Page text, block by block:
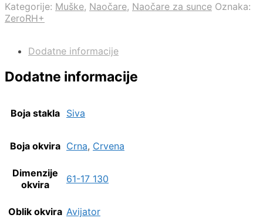
Kategorije: Muške, Naočare, Naočare za sunce Oznaka:
ZeroRH+
Dodatne informacije
Dodatne informacije
Boja stakla Siva
Boja okvira Crna, Crvena
Dimenzije
okvira
61-17 130
Oblik okvira Avijator